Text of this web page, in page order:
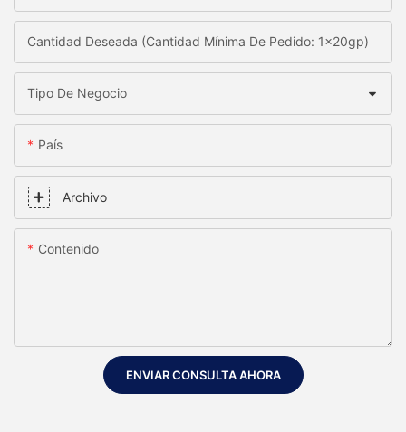
Cantidad Deseada (Cantidad Mínima De Pedido: 1x20gp)
Tipo De Negocio
País
Archivo
Contenido
ENVIAR CONSULTA AHORA